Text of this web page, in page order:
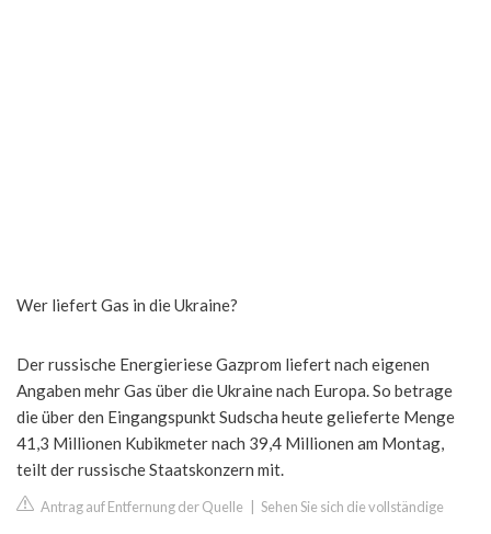
Wer liefert Gas in die Ukraine?
Der russische Energieriese Gazprom liefert nach eigenen
Angaben mehr Gas über die Ukraine nach Europa. So betrage
die über den Eingangspunkt Sudscha heute gelieferte Menge
41,3 Millionen Kubikmeter nach 39,4 Millionen am Montag,
teilt der russische Staatskonzern mit.
Antrag auf Entfernung der Quelle Sehen Sie sich die vollständige